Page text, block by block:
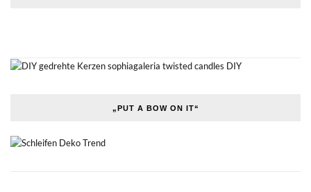
„PUT A BOW ON IT“